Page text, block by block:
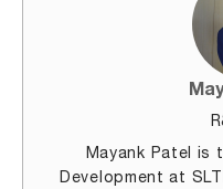
Mayank Patel is
Development at